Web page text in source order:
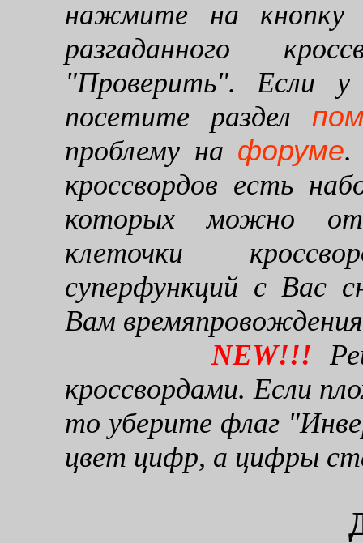
нажмите на кнопку
разгаданного
"Проверить". Если
посетите раздел
проблему на форуме.
кроссвордов есть
которых можно
клеточки
суперфункций с Вас
Вам
NEW!!!
кроссвордами. Если
то уберите флаг
цвет цифр, а цифры